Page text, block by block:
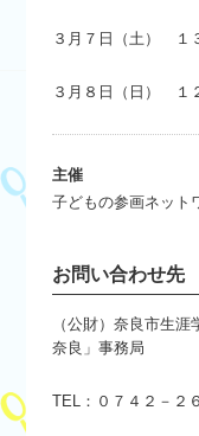
３月７日（土） １
３月８日（日） １
主催
子どもの参画ネット
お問い合わせ先
（公財）奈良市生
奈良」事務局
TEL：０７４２－２